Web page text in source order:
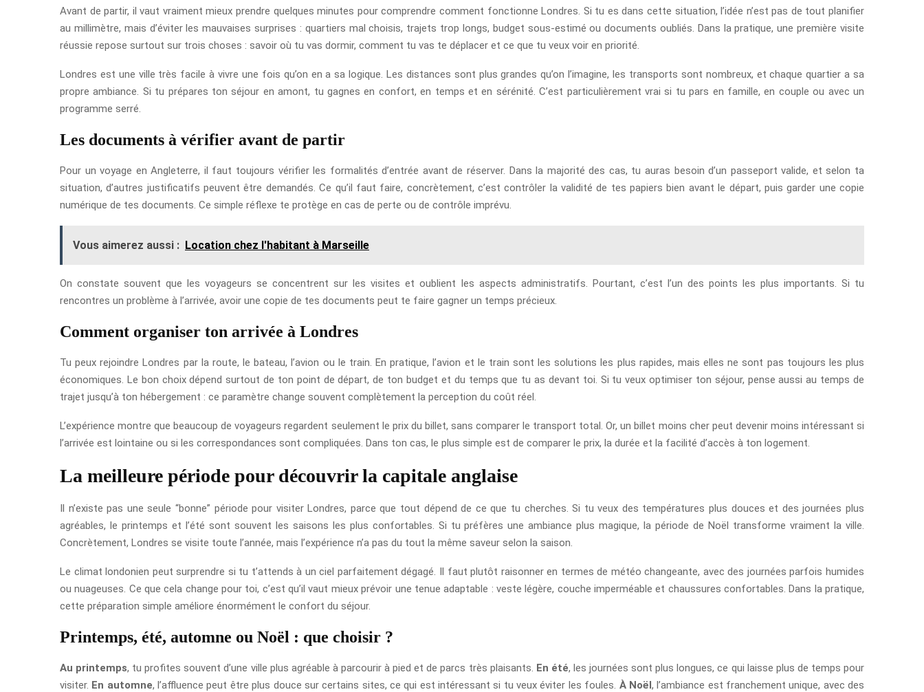
Avant de partir, il vaut vraiment mieux prendre quelques minutes pour comprendre comment fonctionne Londres. Si tu es dans cette situation, l’idée n’est pas de tout planifier
au millimètre, mais d’éviter les mauvaises surprises : quartiers mal choisis, trajets trop longs, budget sous-estimé ou documents oubliés. Dans la pratique, une première visite
réussie repose surtout sur trois choses : savoir où tu vas dormir, comment tu vas te déplacer et ce que tu veux voir en priorité.
Londres est une ville très facile à vivre une fois qu’on en a sa logique. Les distances sont plus grandes qu’on l’imagine, les transports sont nombreux, et chaque quartier a sa
propre ambiance. Si tu prépares ton séjour en amont, tu gagnes en confort, en temps et en sérénité. C’est particulièrement vrai si tu pars en famille, en couple ou avec un
programme serré.
Les documents à vérifier avant de partir
Pour un voyage en Angleterre, il faut toujours vérifier les formalités d’entrée avant de réserver. Dans la majorité des cas, tu auras besoin d’un passeport valide, et selon ta
situation, d’autres justificatifs peuvent être demandés. Ce qu’il faut faire, concrètement, c’est contrôler la validité de tes papiers bien avant le départ, puis garder une copie
numérique de tes documents. Ce simple réflexe te protège en cas de perte ou de contrôle imprévu.
Vous aimerez aussi : Location chez l'habitant à Marseille
On constate souvent que les voyageurs se concentrent sur les visites et oublient les aspects administratifs. Pourtant, c’est l’un des points les plus importants. Si tu
rencontres un problème à l’arrivée, avoir une copie de tes documents peut te faire gagner un temps précieux.
Comment organiser ton arrivée à Londres
Tu peux rejoindre Londres par la route, le bateau, l’avion ou le train. En pratique, l’avion et le train sont les solutions les plus rapides, mais elles ne sont pas toujours les plus
économiques. Le bon choix dépend surtout de ton point de départ, de ton budget et du temps que tu as devant toi. Si tu veux optimiser ton séjour, pense aussi au temps de
trajet jusqu’à ton hébergement : ce paramètre change souvent complètement la perception du coût réel.
L’expérience montre que beaucoup de voyageurs regardent seulement le prix du billet, sans comparer le transport total. Or, un billet moins cher peut devenir moins intéressant si
l’arrivée est lointaine ou si les correspondances sont compliquées. Dans ton cas, le plus simple est de comparer le prix, la durée et la facilité d’accès à ton logement.
La meilleure période pour découvrir la capitale anglaise
Il n’existe pas une seule “bonne” période pour visiter Londres, parce que tout dépend de ce que tu cherches. Si tu veux des températures plus douces et des journées plus
agréables, le printemps et l’été sont souvent les saisons les plus confortables. Si tu préfères une ambiance plus magique, la période de Noël transforme vraiment la ville.
Concrètement, Londres se visite toute l’année, mais l’expérience n’a pas du tout la même saveur selon la saison.
Le climat londonien peut surprendre si tu t’attends à un ciel parfaitement dégagé. Il faut plutôt raisonner en termes de météo changeante, avec des journées parfois humides
ou nuageuses. Ce que cela change pour toi, c’est qu’il vaut mieux prévoir une tenue adaptable : veste légère, couche imperméable et chaussures confortables. Dans la pratique,
cette préparation simple améliore énormément le confort du séjour.
Printemps, été, automne ou Noël : que choisir ?
Au printemps, tu profites souvent d’une ville plus agréable à parcourir à pied et de parcs très plaisants. En été, les journées sont plus longues, ce qui laisse plus de temps pour
visiter. En automne, l’affluence peut être plus douce sur certains sites, ce qui est intéressant si tu veux éviter les foules. À Noël, l’ambiance est franchement unique, avec des